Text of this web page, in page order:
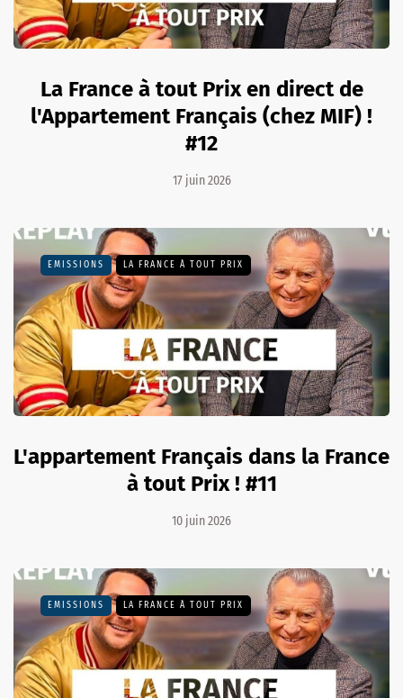
La France à tout Prix en direct de
l'Appartement Français (chez MIF) !
#12
17 juin 2026
EMISSIONS LA FRANCE À TOUT PRIX
L'appartement Français dans la France
à tout Prix ! #11
10 juin 2026
EMISSIONS LA FRANCE À TOUT PRIX